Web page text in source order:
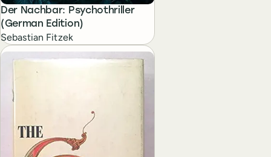
Der Nachbar: Psychothriller
(German Edition)
Sebastian Fitzek